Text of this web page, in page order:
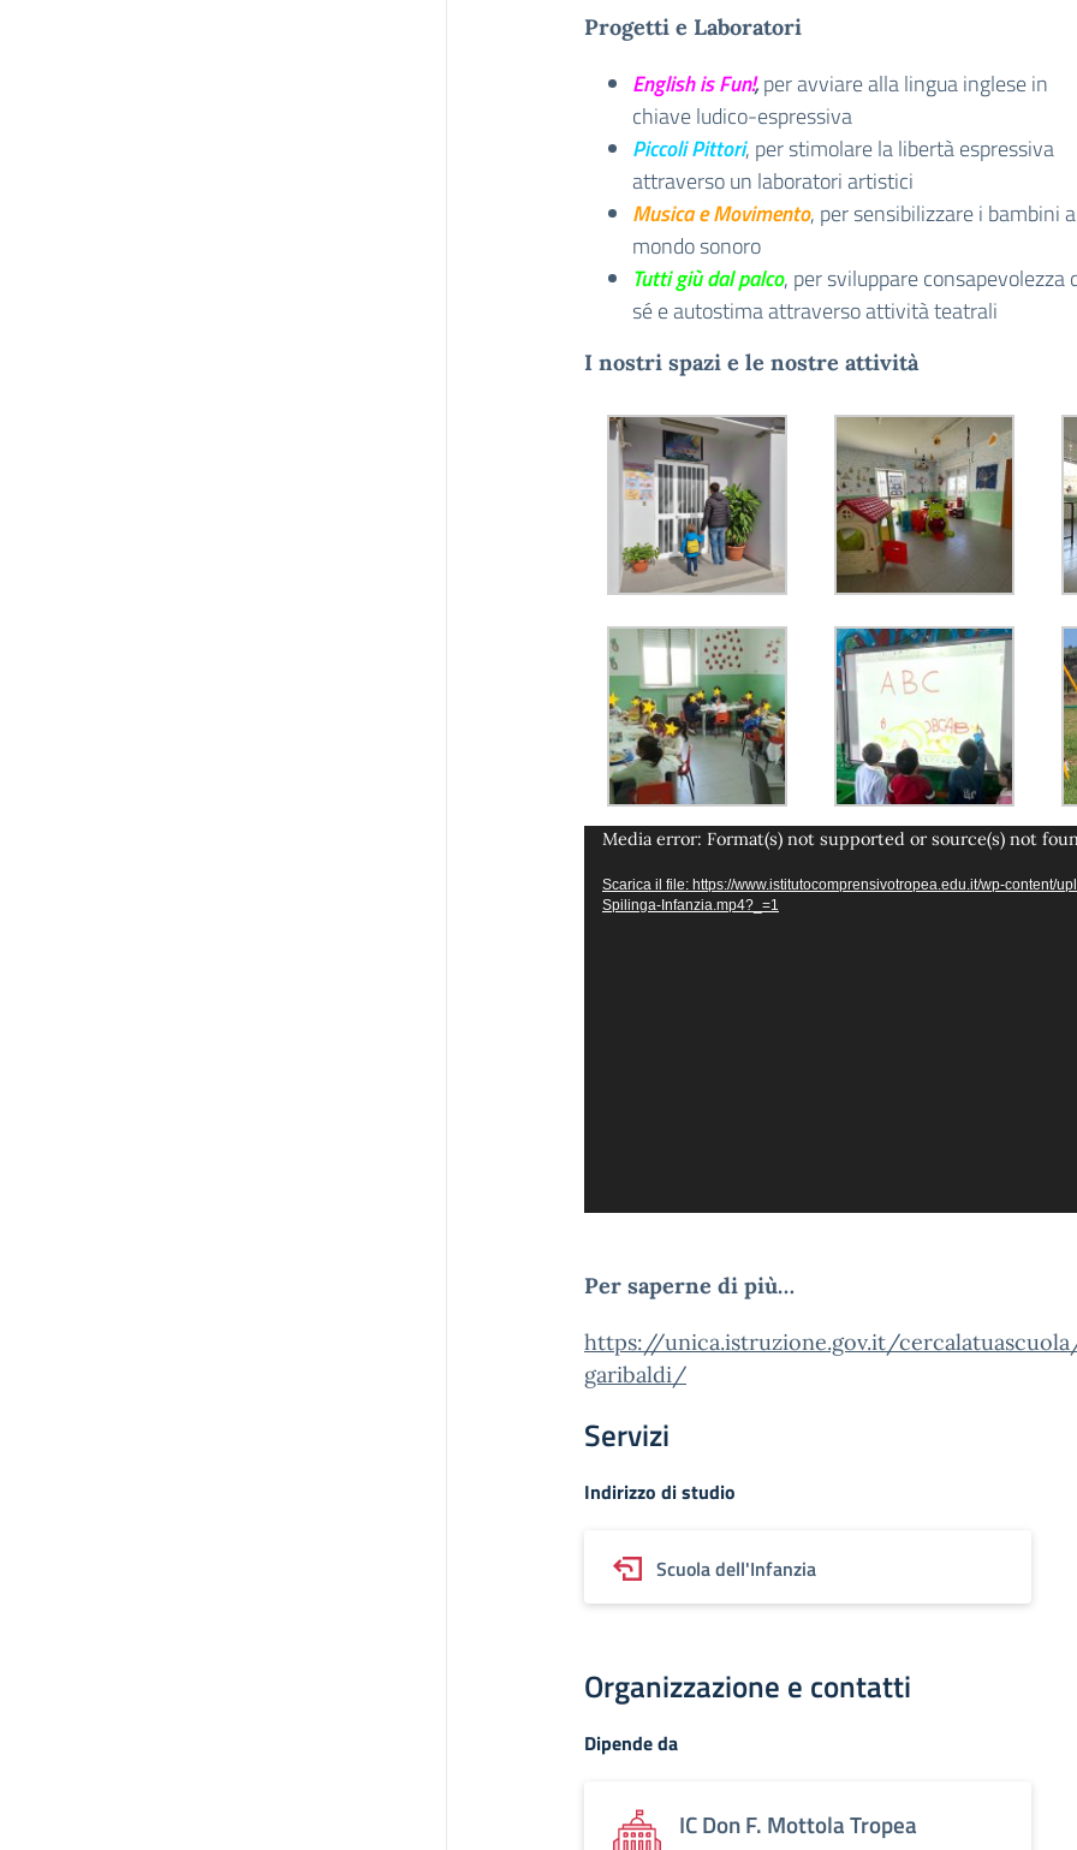
Progetti e Laboratori
English is Fun!,per avviare alla lingua inglese in
chiave ludico-espressiva
Piccoli Pittori, per stimolare la libertà espressiva
attraverso un laboratori artistici
Musica e Movimento, per sensibilizzare i bambini
mondo sonoro
Tutti giù dal palco, per sviluppare consapevolezza
sé e autostima attraverso attività teatrali
I nostri spazi e le nostre attività
Video
Player
Media error: Format(s) not supported or source(s) not
Scarica il file: https://www.istitutocomprensivotropea.edu.it/wp-content/
Spilinga-Infanzia.mp4?_=1
Per saperne di più…
https://unica.istruzione.gov.it/
garibaldi/
Servizi
Indirizzo di studio
Scuola dell'Infanzia
Organizzazione e contatti
Dipende da
IC Don F. Mottola Tropea